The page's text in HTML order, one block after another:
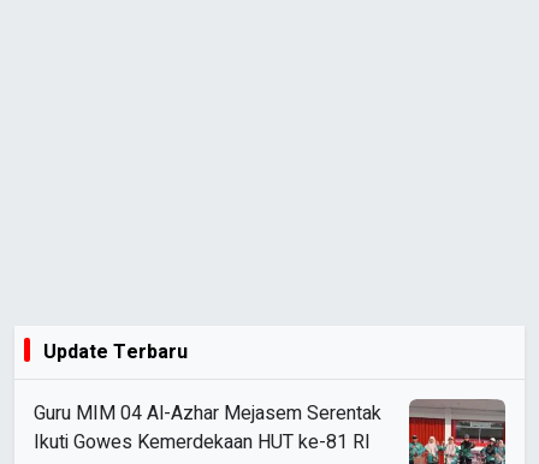
Update Terbaru
Guru MIM 04 Al-Azhar Mejasem Serentak
Ikuti Gowes Kemerdekaan HUT ke-81 RI